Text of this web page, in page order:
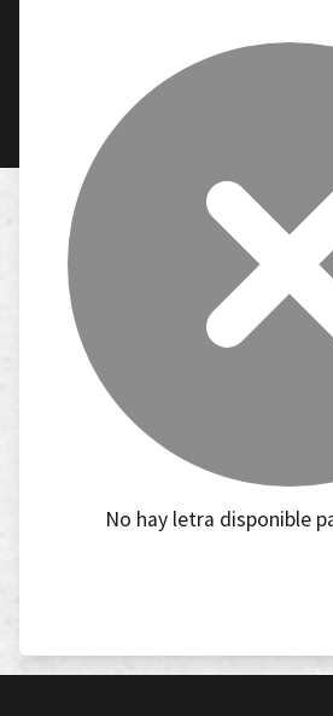
No hay letra disponible